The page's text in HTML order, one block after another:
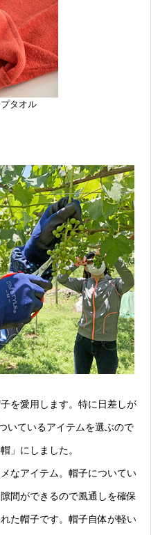
タオル
を愛用します。特に日差しが
いているアイテムを選ぶので
」にしました。
なアイテム。帽子についてい
間ができるので風通しを確保
た帽子です。帽子自体が軽い